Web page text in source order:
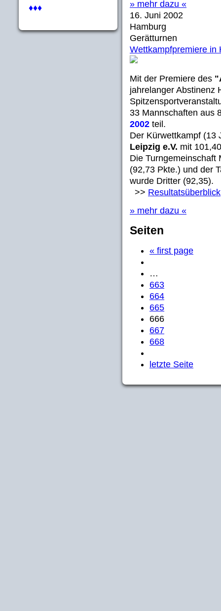
♦♦♦
» mehr dazu «
16. Juni 2002
Hamburg
Gerätturnen
Wettkampfpremiere in
Mit der Premiere des
jahrelanger Abstinenz
33 Mannschaften aus
2002 teil.
Der Kürwettkampf
Leipzig e.V. mit
Die Turngemeinschaft
(92,73 Pkte.) und der
wurde Dritter (92,35).
>> Resultatsüberblick
» mehr dazu «
Seiten
« first page
…
663
664
665
666
667
668
letzte Seite